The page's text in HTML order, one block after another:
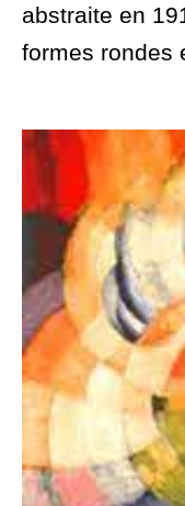
abstraite en
formes rondes